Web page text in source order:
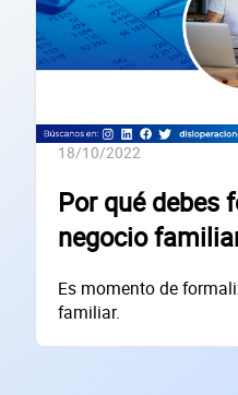
18/10/2022
Por qué debes
negocio
Es momento de
familiar.
RFC de la empresa
Lo usamos solo para validar tu
Código Postal
Dirección de la empresa:
Núm. Ext./Int.
+71